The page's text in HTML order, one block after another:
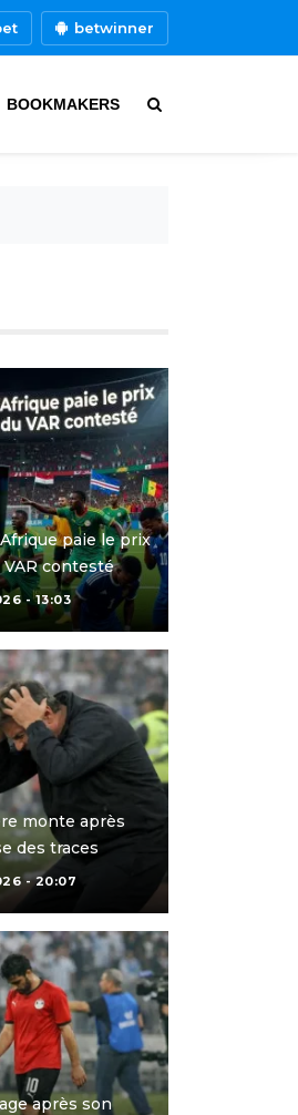
betwinner
BOOKMAKERS
paie le prix
contesté
- 13:03
monte après
des traces
- 20:07
après son